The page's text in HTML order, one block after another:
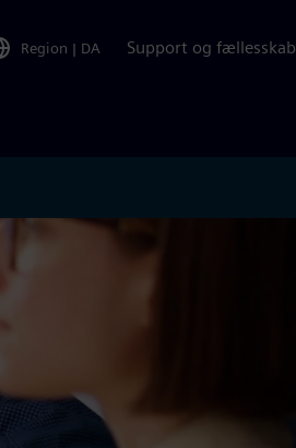
Region | DA Support og fællesskab